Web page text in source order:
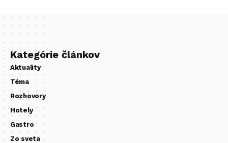
Kategórie článkov
Aktuality
Téma
Rozhovory
Hotely
Gastro
Zo sveta